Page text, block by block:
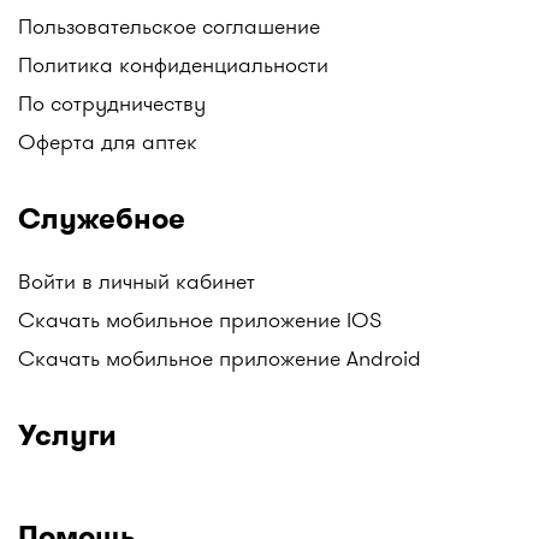
аптечных сетей. Например, у нас вы можете
найти: Аптеки Gold medicine, Социальные аптеки
Mega Pharm, Аптеки "Алмасат", Аптеки "Salamat",
АНЦ (Аптеки Низких Цен), Гиппократ, и другие.
Следите за обновлениями!
Пользовательское соглашение
Политика конфиденциальности
По сотрудничеству
Оферта для аптек
Служебное
Войти в личный кабинет
Скачать мобильное приложение IOS
Скачать мобильное приложение Android
Услуги